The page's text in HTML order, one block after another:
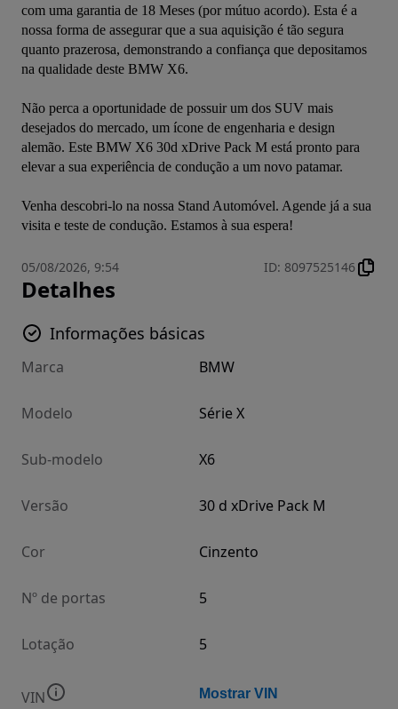
com uma garantia de 18 Meses (por mútuo acordo). Esta é a
nossa forma de assegurar que a sua aquisição é tão segura
quanto prazerosa, demonstrando a confiança que depositamos
na qualidade deste BMW X6.
Não perca a oportunidade de possuir um dos SUV mais
desejados do mercado, um ícone de engenharia e design
alemão. Este BMW X6 30d xDrive Pack M está pronto para
elevar a sua experiência de condução a um novo patamar.
Venha descobri-lo na nossa Stand Automóvel. Agende já a sua
visita e teste de condução. Estamos à sua espera!
05/08/2026, 9:54 ID: 8097525146
Detalhes
Informações básicas
Marca BMW
Modelo Série X
Sub-modelo X6
Versão 30 d xDrive Pack M
Cor Cinzento
Nº de portas 5
Lotação 5
VIN Mostrar VIN